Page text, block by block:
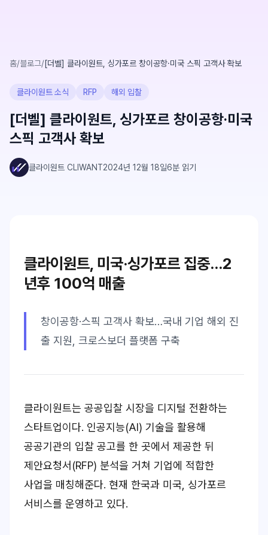
홈/블로그/[더벨] 클라이원트, 싱가포르 창이공항·미국 스픽 고객사 확보
클라이원트 소식 RFP 해외 입찰
[더벨] 클라이원트, 싱가포르 창이공항·미국
스픽 고객사 확보
클라이원트 CLIWANT2024년 12월 18일6분 읽기
클라이원트, 미국·싱가포르 집중…2
년후 100억 매출
창이공항·스픽 고객사 확보…국내 기업 해외 진
출 지원, 크로스보더 플랫폼 구축
클라이원트는 공공입찰 시장을 디지털 전환하는
스타트업이다. 인공지능(AI) 기술을 활용해
공공기관의 입찰 공고를 한 곳에서 제공한 뒤
제안요청서(RFP) 분석을 거쳐 기업에 적합한
사업을 매칭해준다. 현재 한국과 미국, 싱가포르
서비스를 운영하고 있다.